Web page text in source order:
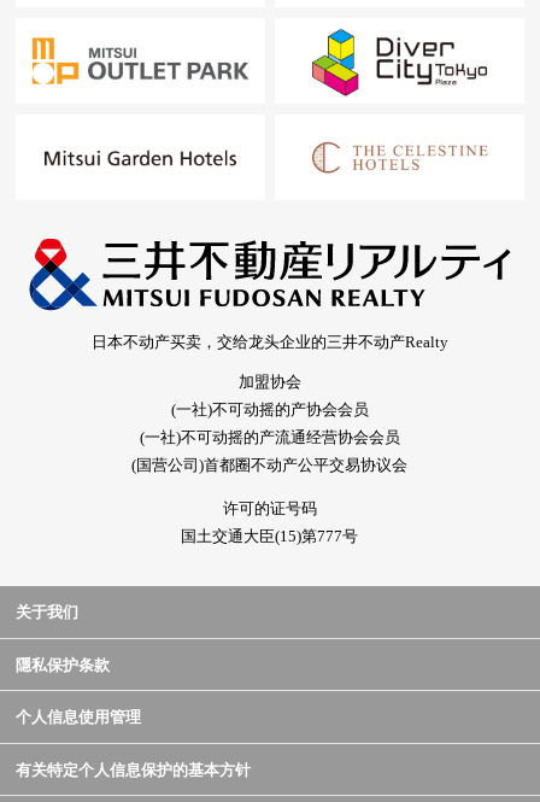
日本不动产买卖，交给龙头企业的三井不动产Realty
加盟协会
(一社)不可动摇的产协会会员
(一社)不可动摇的产流通经营协会会员
(国营公司)首都圈不动产公平交易协议会
许可的证号码
国土交通大臣(15)第777号
关于我们
隱私保护条款
个人信息使用管理
有关特定个人信息保护的基本方针